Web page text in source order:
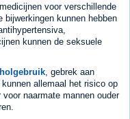
voor verschillende
bijwerkingen kunnen hebben
kunnen de seksuele
, gebrek aan
allemaal het risico op
naarmate mannen ouder